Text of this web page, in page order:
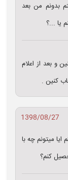
بدونم من بعد
یا ...؟
و بعد از اعلام
کنین .
1398/08/27
ميتونم چه با
كنم؟